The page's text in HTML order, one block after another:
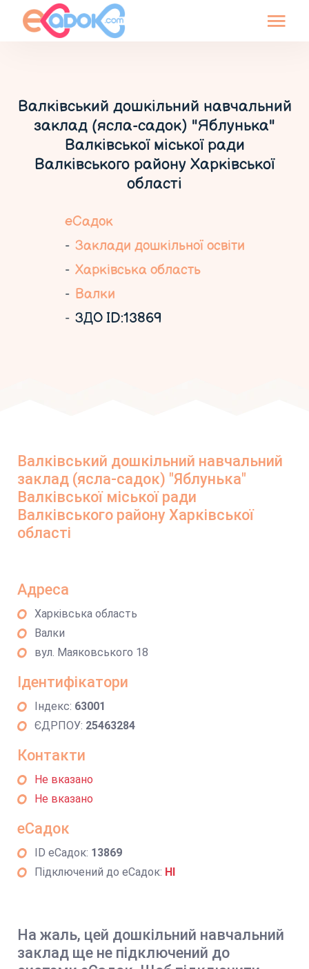
Валківський дошкільний навчальний
заклад (ясла-садок) "Яблунька"
Валківської міської ради
Валківського району Харківської
області
еСадок
Заклади дошкільної освіти
Харківська область
Валки
ЗДО ID:13869
Валківський дошкільний навчальний
заклад (ясла-садок) "Яблунька"
Валківської міської ради
Валківського району Харківської
області
Адреса
Харківська область
Валки
вул. Маяковського 18
Ідентифікатори
Індекс: 63001
ЄДРПОУ: 25463284
Контакти
Не вказано
Не вказано
еСадок
ID еСадок: 13869
Підключений до еСадок: НІ
На жаль, цей дошкільний навчальний
заклад ще не підключений до